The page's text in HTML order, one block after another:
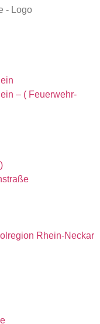
– ( Feuerwehr-
Rhein-Neckar